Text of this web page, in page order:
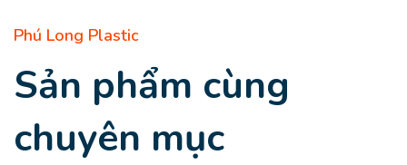
Phú Long Plastic
Sản phẩm cùng
chuyên mục